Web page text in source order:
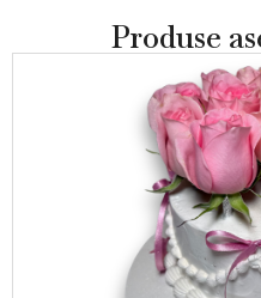
Produse